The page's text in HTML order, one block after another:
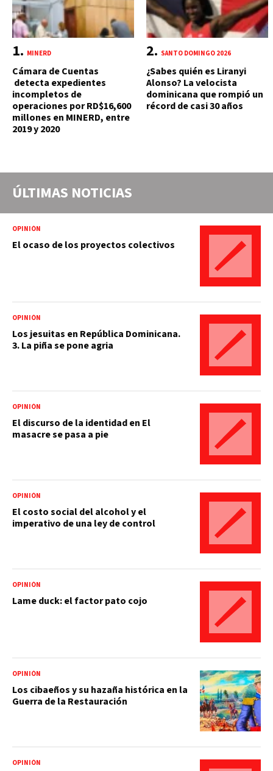
MINERD
Cámara de Cuentas
detecta expedientes
incompletos de
operaciones por RD$16,600
millones en MINERD, entre
2019 y 2020
SANTO DOMINGO 2026
¿Sabes quién es Liranyi
Alonso? La velocista
dominicana que rompió un
récord de casi 30 años
ÚLTIMAS NOTICIAS
OPINIÓN
El ocaso de los proyectos colectivos
OPINIÓN
Los jesuitas en República Dominicana.
3. La piña se pone agria
OPINIÓN
El discurso de la identidad en El
masacre se pasa a pie
OPINIÓN
El costo social del alcohol y el
imperativo de una ley de control
OPINIÓN
Lame duck: el factor pato cojo
OPINIÓN
Los cibaeños y su hazaña histórica en la
Guerra de la Restauración
OPINIÓN